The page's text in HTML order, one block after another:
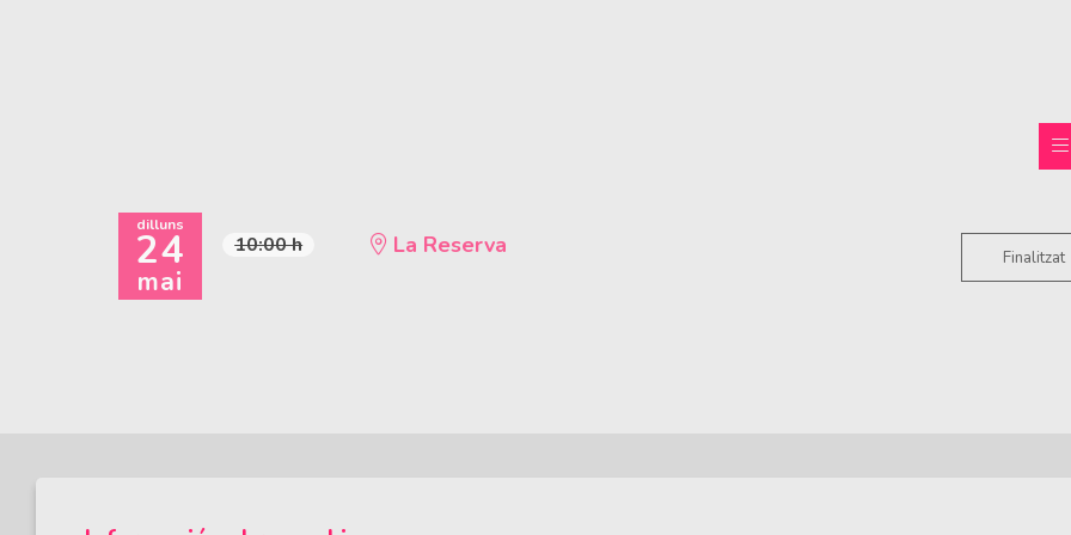
dilluns
24
mai
10:00 h La Reserva Finalitzat